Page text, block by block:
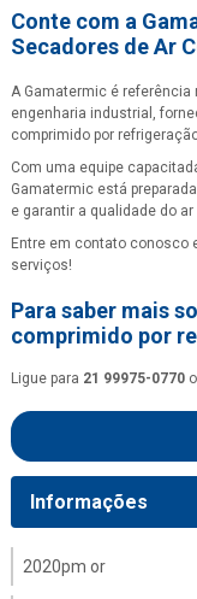
Conte com a
Secadores de Ar
A Gamatermic é
engenharia industrial,
comprimido por
Com uma equipe
Gamatermic está
e garantir a qualidade do
Entre em contato conosco
serviços!
Para saber mais
comprimido por
Ligue para 21 99975-0770
Informações
2020pm or